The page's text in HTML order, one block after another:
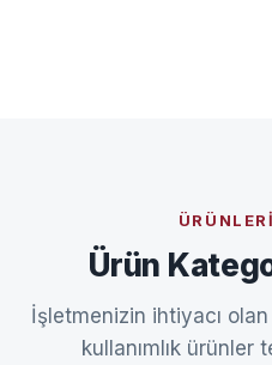
Ürün
İşletmenizin ihtiyacı
kullanımlık ürünler